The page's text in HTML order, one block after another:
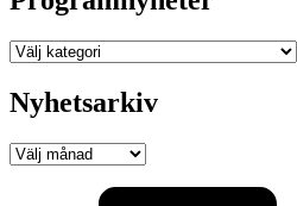
Programnyheter
Nyhetsarkiv
Nyhetsarkiv